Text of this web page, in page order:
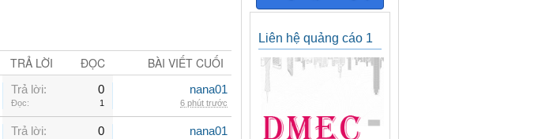
TRẢ LỜI ĐỌC BÀI VIẾT CUỐI
Trả lời: 0
Đọc: 1
nana01
6 phút trước
Trả lời: 0 nana01
Liên hệ quảng cáo 1